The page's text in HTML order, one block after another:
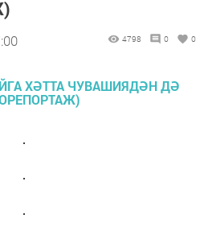
4798 0 0